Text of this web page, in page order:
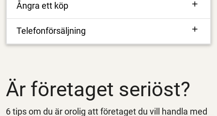
Ångra ett köp
Telefonförsäljning
Är företaget seriöst?
6 tips om du är orolig att företaget du vill handla med